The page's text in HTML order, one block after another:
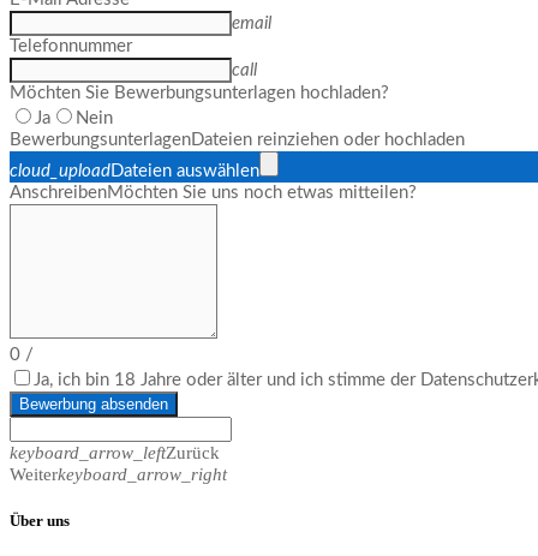
email
Telefonnummer
call
Möchten Sie Bewerbungsunterlagen hochladen?
Ja
Nein
BewerbungsunterlagenDateien reinziehen oder hochladen
cloud_uploadDateien auswählen
AnschreibenMöchten Sie uns noch etwas mitteilen?
0 /
Ja, ich bin 18 Jahre oder älter und ich stimme der
Bewerbung absenden
keyboard_arrow_leftZurück
Weiterkeyboard_arrow_right
Über uns